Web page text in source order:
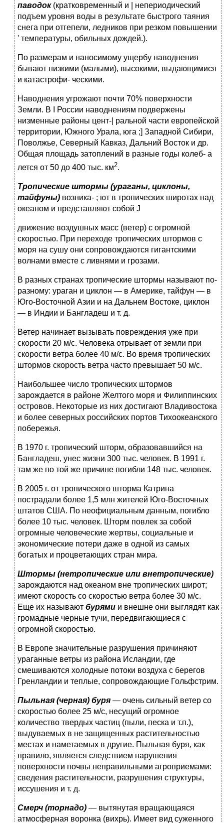
паводок(кратковременный и | непериодический
подъем уровня воды в результате быстрого таяния
снега при отгепели, ледников при резком повышении
' температуры, обильных дождей.).
По размерам и наносимому ущербу наводнения
бывают низкими (малыми), высокими, выдающимися
и катастрофи- ческими.
Наводнения угрожают почти 70% поверхности
Земли. В I России наводнениям подвержены
низменные районы цент-| ральной части европейской
территории, Южного Урала, юга ;] Западной Сибири,
Поволжье, Северный Кавказ, Дальний Во­сток и др.
Общая площадь затоплений в разные годы колеб- а
лется от 50 до 400 тыс. км2.
Тропические штормы (ураганы, циклоны,
тайфуны) возника- ; ют в тропических широтах над
океаном и представляют собой J
движение воздушных масс (ветер) с огромной
скоростью. При переходе тропических штормов с
моря на сушу они сопровож­даются гигантскими
волнами вместе с ливнями и грозами.
В разных странах тропические штормы называют по-
разному: ураган и циклон — в Америке, тайфун — в
Юго-Восточной Азии и на Дальнем Востоке, циклон
— в Индии и Бангладеш и т. д.
Ветер начинает вызывать повреждения уже при
скорости 20 м/с. Человека отрывает от земли при
скорости ветра более 40 м/с. Во время тропических
штормов скорость ветра часто превышает 50 м/с.
Наибольшее число тропических штормов
зарождается в рай­оне Желтого моря и Филиппинских
островов. Некоторые из них достигают Владивостока
и более северных российских пор­тов Тихоокеанского
побережья.
В 1970 г. тропический шторм, образовавшийся на
Бангла­деш, унес жизни 300 тыс. человек. В 1991 г.
там же по той же причине погибли 148 тыс. человек.
В 2005 г. от тропического шторма Катрина
пострадали более 1,5 млн жителей Юго-Восточных
штатов США. По нео­фициальным данным, погибло
более 10 тыс. человек. Шторм повлек за собой
огромные человеческие жертвы, социальные и
экономические потери даже в одной из самых
богатых и процветающих стран мира.
Штормы (нетропические или внетропические)
зарождаются над океаном вне тропических широт;
имеют скорость со ско­ростью ветра более 30 м/с.
Еще их называют бурями и внешне они выглядят как
громадные черные тучи, передвигающиеся с
огромной скоростью.
В Европе значительные разрушения причиняют
ураганные ветры из района Исландии, где
смешиваются холодные пото­ки воздуха с берегов
Гренландии и теплые, сопровождающие Гольфстрим.
Пыльная (черная) буря — очень сильный ветер со
скоростью более 25 м/с, несущий огромное
количество твердых частиц (пыли, песка и т.п.),
выдуваемых в не защищенных раститель­ностью
местах и наметаемых в другие. Пыльная буря, как
пра­вило, является следствием нарушения
поверхности почвы неправильными агроприемами:
сведения растительности, раз­рушения структуры,
иссушения и т. д.
Смерч (торнадо) — вытянутая вращающаяся
атмосферная воронка (вихрь). Имеет вид суженного